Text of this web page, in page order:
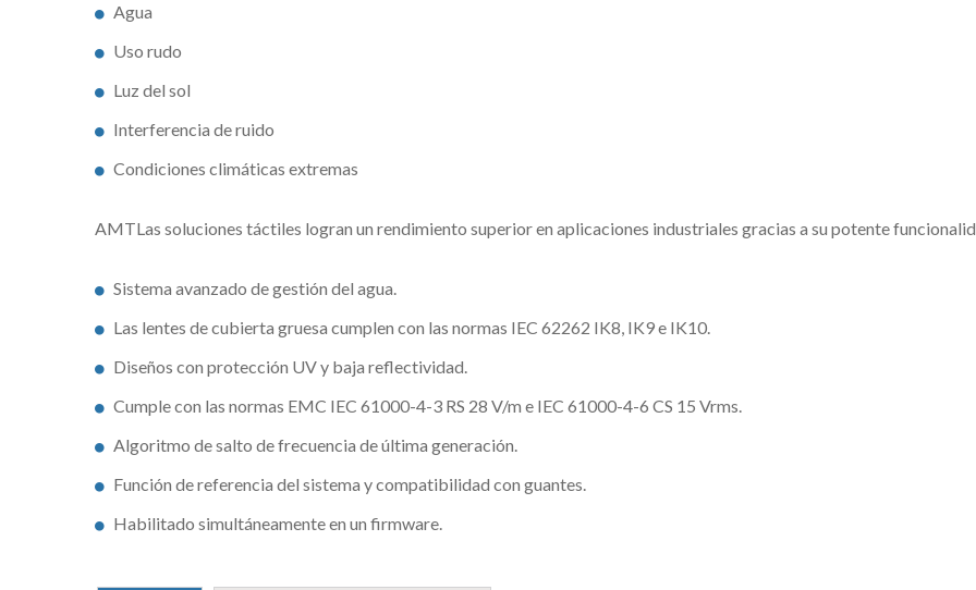
Agua
Uso rudo
Luz del sol
Interferencia de ruido
Condiciones climáticas extremas
AMTLas soluciones táctiles logran un rendimiento superior en aplicaciones industriales gracias a su potente
Sistema avanzado de gestión del agua.
Las lentes de cubierta gruesa cumplen con las normas IEC 62262 IK8, IK9 e IK10.
Diseños con protección UV y baja reflectividad.
Cumple con las normas EMC IEC 61000-4-3 RS 28 V/m e IEC 61000-4-6 CS 15 Vrms.
Algoritmo de salto de frecuencia de última generación.
Función de referencia del sistema y compatibilidad con guantes.
Habilitado simultáneamente en un firmware.